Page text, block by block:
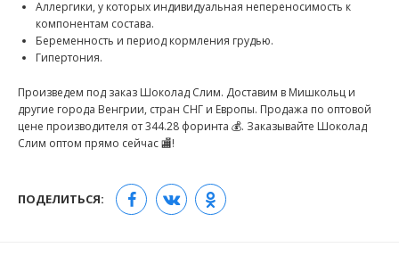
Аллергики, у которых индивидуальная непереносимость к
компонентам состава.
Беременность и период кормления грудью.
Гипертония.
Произведем под заказ Шоколад Слим. Доставим в Мишкольц и
другие города Венгрии, стран СНГ и Европы. Продажа по оптовой
цене производителя от 344.28 форинта 💰. Заказывайте Шоколад
Слим оптом прямо сейчас 🏬!
ПОДЕЛИТЬСЯ: